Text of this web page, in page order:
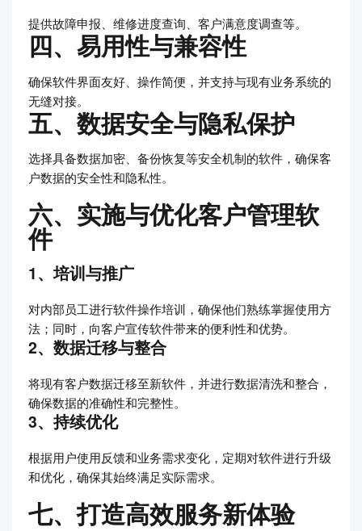
提供故障申报、维修进度查询、客户满意度调查等。
四、易用性与兼容性
确保软件界面友好、操作简便，并支持与现有业务系统的
无缝对接。
五、数据安全与隐私保护
选择具备数据加密、备份恢复等安全机制的软件，确保客
户数据的安全性和隐私性。
六、实施与优化客户管理软
件
1、培训与推广
对内部员工进行软件操作培训，确保他们熟练掌握使用方
法；同时，向客户宣传软件带来的便利性和优势。
2、数据迁移与整合
将现有客户数据迁移至新软件，并进行数据清洗和整合，
确保数据的准确性和完整性。
3、持续优化
根据用户使用反馈和业务需求变化，定期对软件进行升级
和优化，确保其始终满足实际需求。
七、打造高效服务新体验